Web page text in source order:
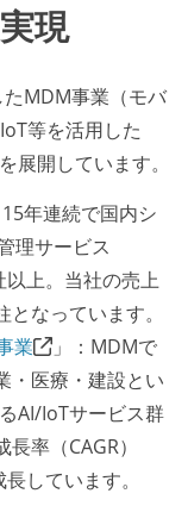
現
MDM事業（モバ
等を活用した
展開しています。
15年連続で国内シ
理サービス
以上。当社の売上
なっています。
業
」：MDMで
・医療・建設とい
AI/IoTサービス群
率（CAGR）
しています。